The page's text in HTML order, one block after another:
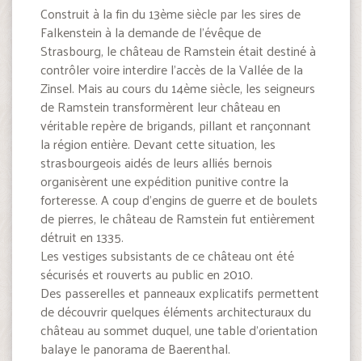
Construit à la fin du 13ème siècle par les sires de
Falkenstein à la demande de l’évêque de
Strasbourg, le château de Ramstein était destiné à
contrôler voire interdire l’accès de la Vallée de la
Zinsel. Mais au cours du 14ème siècle, les seigneurs
de Ramstein transformèrent leur château en
véritable repère de brigands, pillant et rançonnant
la région entière. Devant cette situation, les
strasbourgeois aidés de leurs alliés bernois
organisèrent une expédition punitive contre la
forteresse. A coup d’engins de guerre et de boulets
de pierres, le château de Ramstein fut entièrement
détruit en 1335.
Les vestiges subsistants de ce château ont été
sécurisés et rouverts au public en 2010.
Des passerelles et panneaux explicatifs permettent
de découvrir quelques éléments architecturaux du
château au sommet duquel, une table d’orientation
balaye le panorama de Baerenthal.